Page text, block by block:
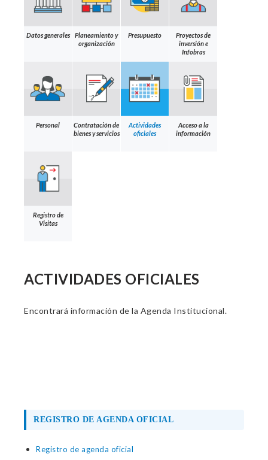
Datos generales
Planeamiento y
organización
Presupuesto
Proyectos de
inversión e
Infobras
Personal
Contratación de
bienes y servicios
Actividades
oficiales
Acceso a la
información
Registro de
Visitas
ACTIVIDADES OFICIALES
Encontrará información de la Agenda Institucional.
REGISTRO DE AGENDA OFICIAL
Registro de agenda oficial